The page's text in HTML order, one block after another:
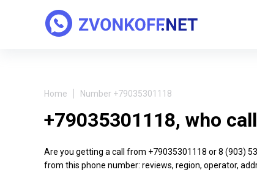
Home Number +79035301118
+79035301118, who
Are you getting a call from +79035301118 or 8 (903)
from this phone number: reviews, region, operator,